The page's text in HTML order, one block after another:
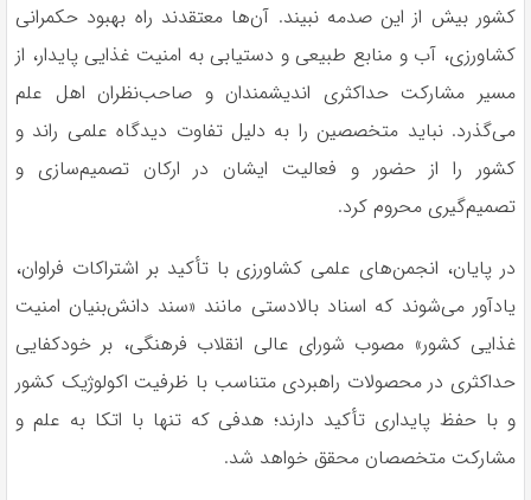
کشور بیش از این صدمه نبیند. آن‌ها معتقدند راه بهبود حکمرانی
کشاورزی، آب و منابع طبیعی و دستیابی به امنیت غذایی پایدار، از
مسیر مشارکت حداکثری اندیشمندان و صاحب‌نظران اهل علم
می‌گذرد. نباید متخصصین را به دلیل تفاوت دیدگاه علمی راند و
کشور را از حضور و فعالیت ایشان در ارکان تصمیم‌سازی و
تصمیم‌گیری محروم کرد.
در پایان، انجمن‌های علمی کشاورزی با تأکید بر اشتراکات فراوان،
یادآور می‌شوند که اسناد بالادستی مانند «سند دانش‌بنیان امنیت
غذایی کشور» مصوب شورای عالی انقلاب فرهنگی، بر خودکفایی
حداکثری در محصولات راهبردی متناسب با ظرفیت اکولوژیک کشور
و با حفظ پایداری تأکید دارند؛ هدفی که تنها با اتکا به علم و
مشارکت متخصصان محقق خواهد شد.